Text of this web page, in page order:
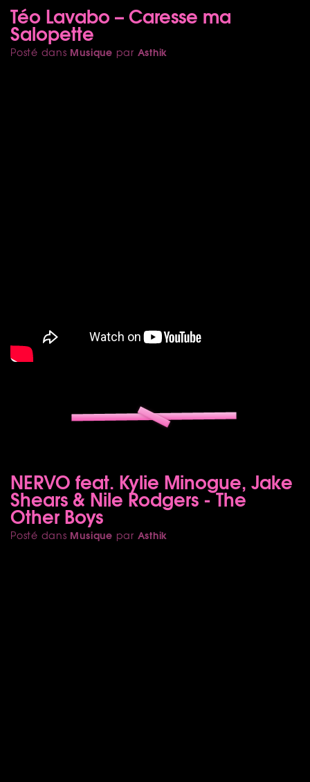
Téo Lavabo – Caresse ma
Salopette
Posté dans Musique par Asthik
NERVO feat. Kylie Minogue, Jake
Shears & Nile Rodgers - The
Other Boys
Posté dans Musique par Asthik